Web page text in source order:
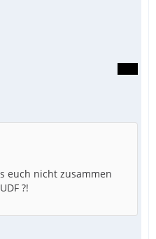
euch nicht zusammen
?!